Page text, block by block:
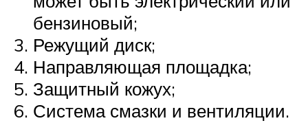
бензиновый;
Режущий диск;
Направляющая площадка;
Защитный кожух;
Система смазки и вентиляции.